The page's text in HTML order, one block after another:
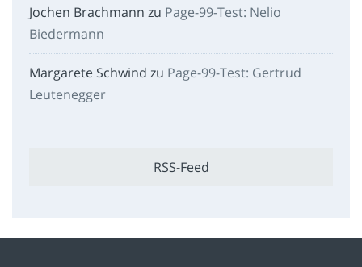
Jochen Brachmann zu Page-99-Test: Nelio
Biedermann
Margarete Schwind zu Page-99-Test: Gertrud
Leutenegger
RSS-Feed